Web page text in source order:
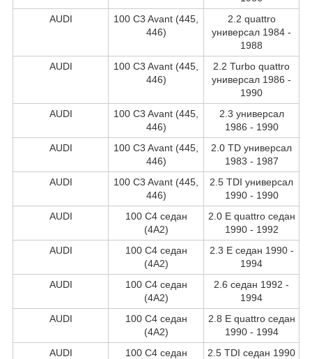
AUDI
100 C3 Avant (445,
446)
2.2 quattro
универсал 1984 -
1988
AUDI
100 C3 Avant (445,
446)
2.2 Turbo quattro
универсал 1986 -
1990
AUDI
100 C3 Avant (445,
446)
2.3 универсал
1986 - 1990
AUDI
100 C3 Avant (445,
446)
2.0 TD универсал
1983 - 1987
AUDI
100 C3 Avant (445,
446)
2.5 TDI универсал
1990 - 1990
AUDI
100 C4 седан
(4A2)
2.0 E quattro седан
1990 - 1992
AUDI
100 C4 седан
(4A2)
2.3 E седан 1990 -
1994
AUDI
100 C4 седан
(4A2)
2.6 седан 1992 -
1994
AUDI
100 C4 седан
(4A2)
2.8 E quattro седан
1990 - 1994
AUDI
100 C4 седан
2.5 TDI седан 1990